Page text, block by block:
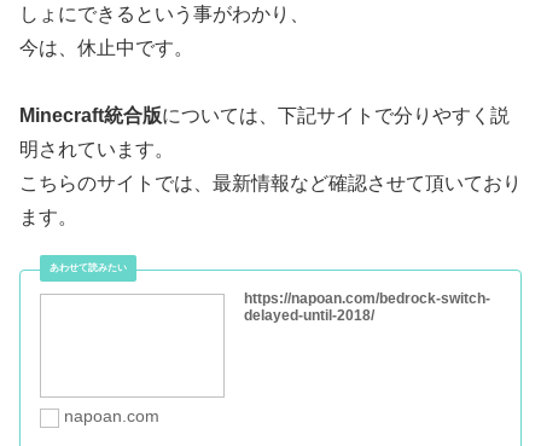
みなさん、ご存知かと思いますが、
スイッチ版が変わるとWin10あるいは、PE版からもいっ
しょにできるという事がわかり、
今は、休止中です。
Minecraft統合版
明されています。
こちらのサイトでは、最新情報など確認させて頂いており